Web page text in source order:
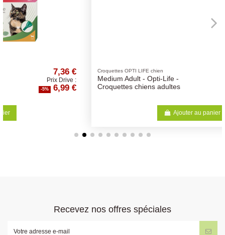
Croquettes OPTI LIFE chien
Medium Adult - Opti-Life -
Croquettes chiens adultes
-5%
Recevez nos offres spéciales